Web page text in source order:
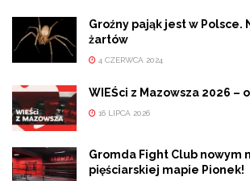
Groźny pająk jest w Polsce.
żartów
4 CZERWCA 2024
WIEŚci z Mazowsza 2026 –
16 LIPCA 2026
Gromda Fight Club nowym
pięściarskiej mapie Pionek!